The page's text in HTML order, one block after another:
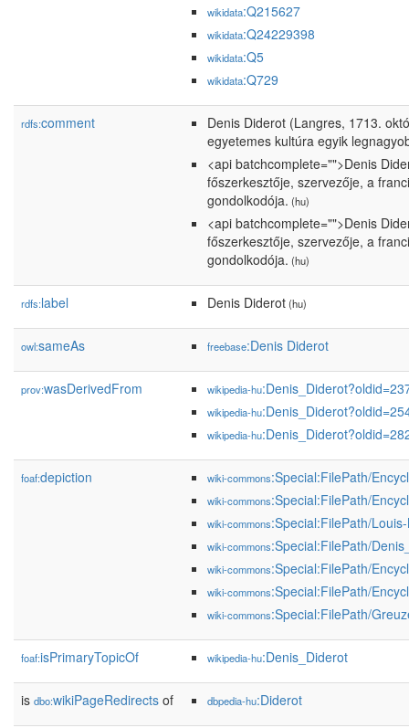
wikidata:Q215627
wikidata:Q24229398
wikidata:Q5
wikidata:Q729
rdfs:comment
Denis Diderot (Langres, 1713.
egyetemes kultúra egyik
<api batchcomplete="">Denis
főszerkesztője, szervezője, a
gondolkodója. (hu)
<api batchcomplete="">Denis
főszerkesztője, szervezője, a
gondolkodója. (hu)
rdfs:label Denis Diderot(hu)
owl:sameAs freebase:Denis Diderot
prov:wasDerivedFrom wikipedia-hu
wikipedia-hu
wikipedia-hu
foaf:depiction wiki-commons:Special:FilePath/
wiki-commons:Special:FilePath/
wiki-commons:Special:FilePath/
wiki-commons:Special:FilePath/
wiki-commons:Special:FilePath/
wiki-commons:Special:FilePath/
wiki-commons:Special:FilePath/
foaf:isPrimaryTopicOf wikipedia-hu:Denis_Diderot
is dbo:wikiPageRedirects of dbpedia-hu:Diderot